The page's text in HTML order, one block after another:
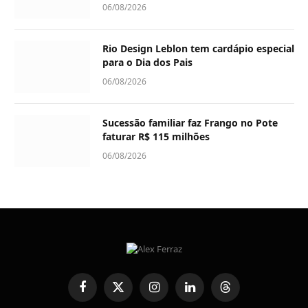
06/08/2026
Rio Design Leblon tem cardápio especial
para o Dia dos Pais
06/08/2026
Sucessão familiar faz Frango no Pote
faturar R$ 115 milhões
06/08/2026
FacebookX
InstagramLinkedInThreads